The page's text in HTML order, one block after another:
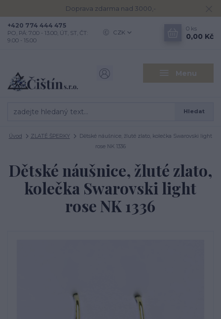
Doprava zdarma nad 3000,-
Menu
CZK
Hledat
+420 774 444 475
PO, PÁ: 7.00 - 13.00, ÚT, ST, ČT:
9.00 - 15.00
0 ks
0,00 Kč
Úvod ZLATÉ ŠPERKY
Dětské náušnice, žluté zlato, kolečka Swarovski light
rose NK 1336
Dětské náušnice, žluté zlato,
kolečka Swarovski light
rose NK 1336